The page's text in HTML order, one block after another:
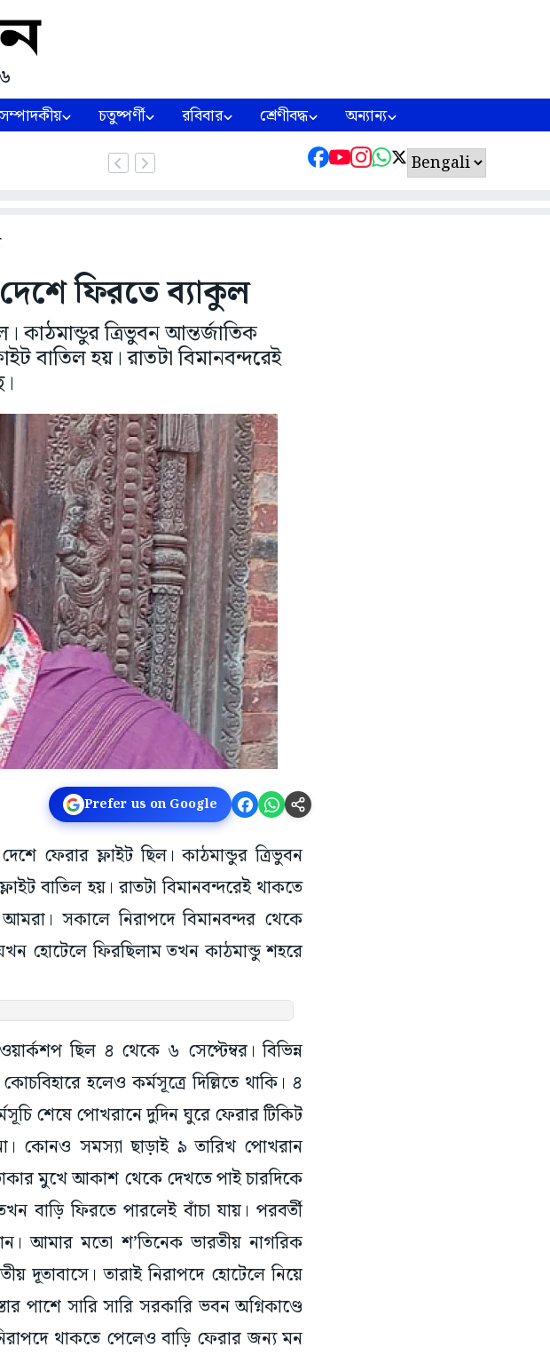
সম্পাদকীয় চতুষ্পর্ণী রবিবার শ্রেণীবদ্ধ অন্যান্য
ফিরতে ব্যাকুল
কাঠমান্ডুর ত্রিভুবন আন্তর্জাতিক
বাতিল হয়। রাতটা বিমানবন্দরেই
Prefer us on Google
ফেরার ফ্লাইট ছিল। কাঠমান্ডুর ত্রিভুবন
বাতিল হয়। রাতটা বিমানবন্দরেই থাকতে
সকালে নিরাপদে বিমানবন্দর থেকে
হোটেলে ফিরছিলাম তখন কাঠমান্ডু শহরে
ছিল ৪ থেকে ৬ সেপ্টেম্বর। বিভিন্ন
হলেও কর্মসূত্রে দিল্লিতে থাকি। ৪
শেষে পোখরানে দুদিন ঘুরে ফেরার টিকিট
কোনও সমস্যা ছাড়াই ৯ তারিখ পোখরান
মুখে আকাশ থেকে দেখতে পাই চারদিকে
বাড়ি ফিরতে পারলেই বাঁচা যায়। পরবর্তী
আমার মতো শ’তিনেক ভারতীয় নাগরিক
দূতাবাসে। তারাই নিরাপদে হোটেলে নিয়ে
পাশে সারি সারি সরকারি ভবন অগ্নিকাণ্ডে
থাকতে পেলেও বাড়ি ফেরার জন্য মন